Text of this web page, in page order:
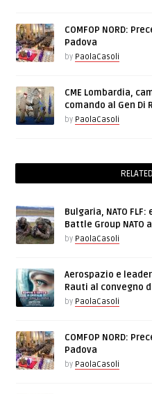
COMFOP NORD:
Padova
by PaolaCasoli
CME Lombardia,
comando al Gen Di
by PaolaCasoli
Bulgaria, NATO
Battle Group NATO
by PaolaCasoli
Aerospazio e
Rauti al convegno
by PaolaCasoli
COMFOP NORD:
Padova
by PaolaCasoli